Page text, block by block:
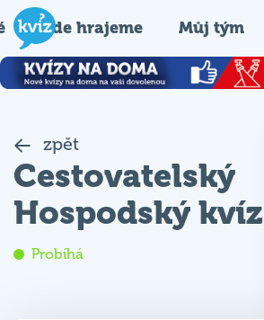
Kde hrajeme Můj tým
zpět
Cestovatelský
Hospodský kvíz
Probíhá